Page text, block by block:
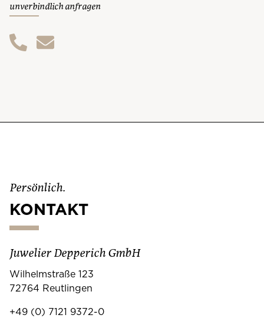
unverbindlich anfragen
Persönlich.
KONTAKT
Juwelier Depperich GmbH
Wilhelmstraße 123
72764 Reutlingen
+49 (0) 7121 9372-0